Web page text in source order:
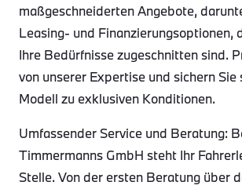
maßgeschneiderten Angebote,
Leasing- und Finanzierungsoptionen,
Ihre Bedürfnisse zugeschnitten sind.
von unserer Expertise und sichern Sie
Modell zu exklusiven Konditionen.
Umfassender Service und Beratung:
Timmermanns GmbH steht Ihr
Stelle. Von der ersten Beratung über